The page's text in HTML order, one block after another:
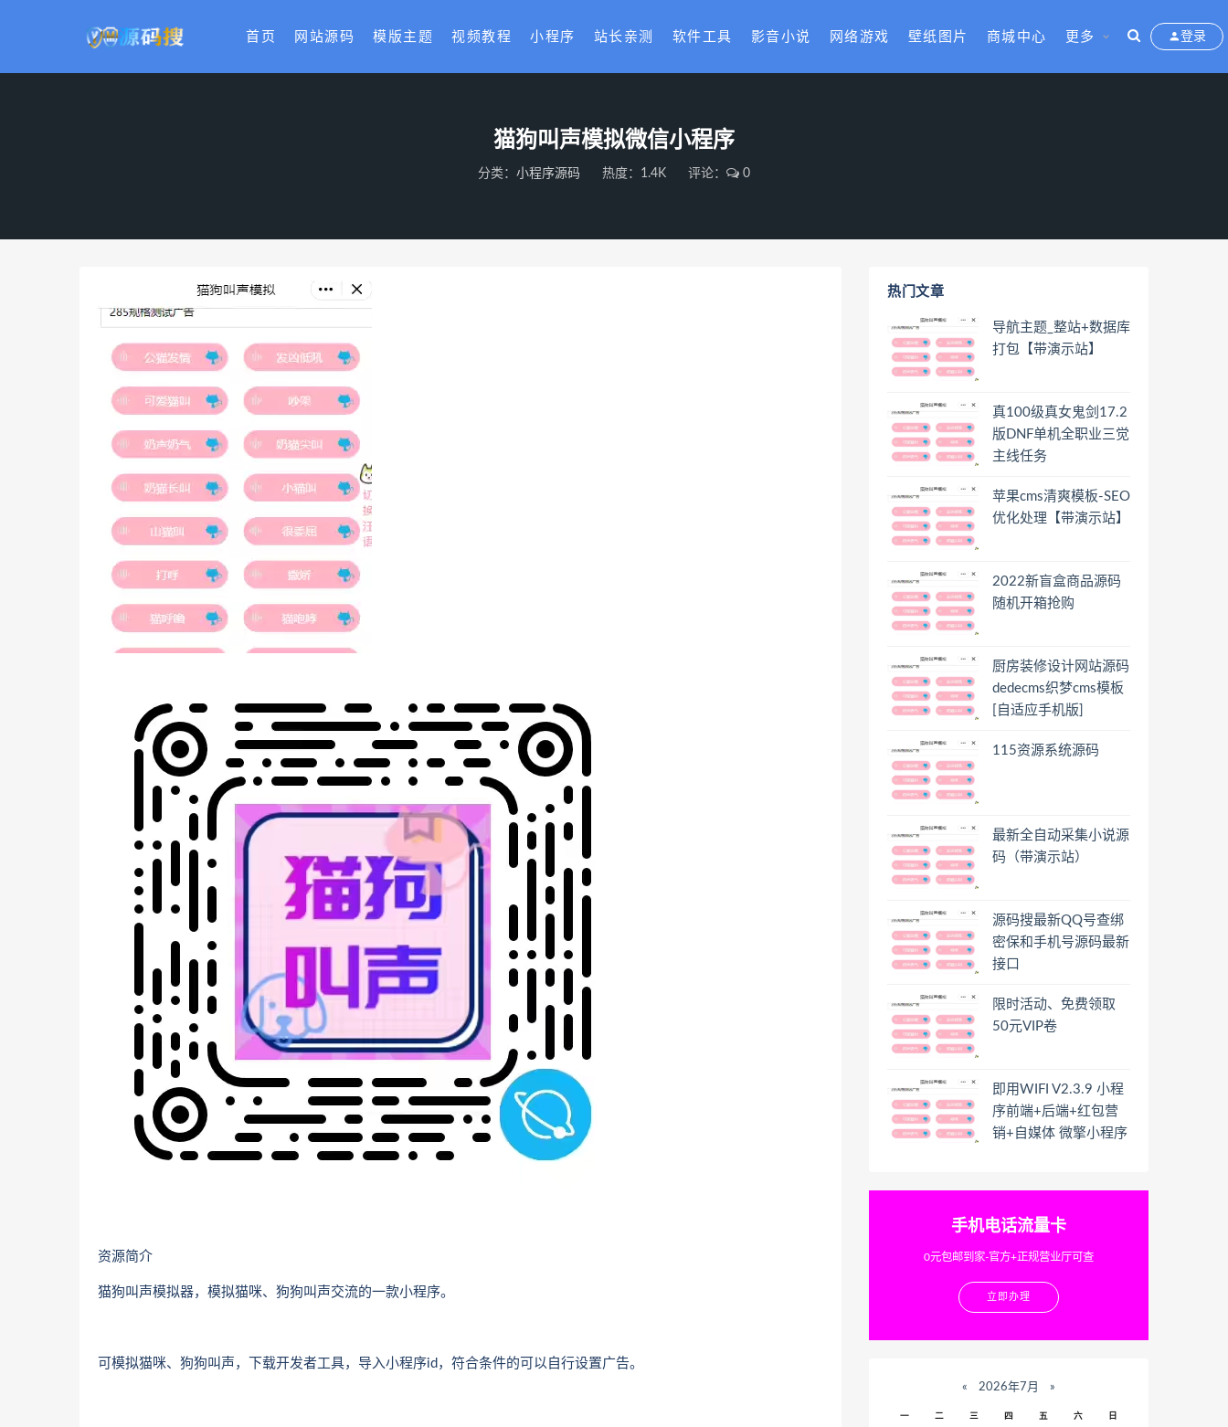
首页 网站源码 模版主题 视频教程 小程序 站长亲测 软件工具 影音小说 网络游戏 壁纸图片 商城中心 更多 登录
猫狗叫声模拟微信小程序
分类： 小程序源码 热度：1.4K 评论： 0
资源简介
猫狗叫声模拟器，模拟猫咪、狗狗叫声交流的一款小程序。
可模拟猫咪、狗狗叫声，下载开发者工具，导入小程序id，符合条件的可以自行设置广告。
热门文章
导航主题_整站+数据库
打包【带演示站】
真100级真女鬼剑17.2
版DNF单机全职业三觉
主线任务
苹果cms清爽模板-SEO
优化处理【带演示站】
2022新盲盒商品源码
随机开箱抢购
厨房装修设计网站源码
dedecms织梦cms模板
[自适应手机版]
115资源系统源码
最新全自动采集小说源
码（带演示站）
源码搜最新QQ号查绑
密保和手机号源码最新
接口
限时活动、免费领取
50元VIP卷
即用WIFI V2.3.9 小程
序前端+后端+红包营
销+自媒体 微擎小程序
手机电话流量卡
0元包邮到家-官方+正规营业厅可查
立即办理
« 2026年7月 »
一 二 三 四 五 六 日